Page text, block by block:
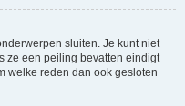
sluiten. Je kunt niet
ze een peiling bevatten eindigt
welke reden dan ook gesloten